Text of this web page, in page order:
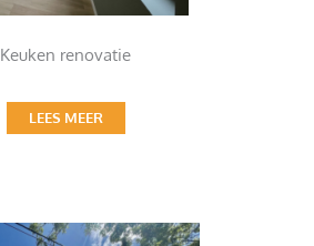
Keuken renovatie
LEES MEER